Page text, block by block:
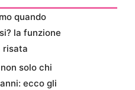
quando
la funzione
risata
solo chi
ecco gli